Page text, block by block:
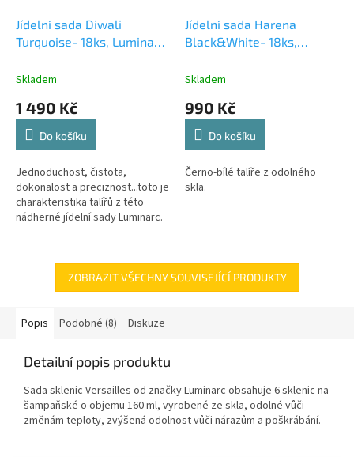
Jídelní sada Diwali
Turquoise- 18ks, Luminarc
dokonalost a
charakteristika talířů z
této nádherné jídelní sady
Luminarc.
Skladem
1 490 Kč
Do košíku
Jednoduchost, čistota,
dokonalost a preciznost...toto je
charakteristika talířů z této
nádherné jídelní sady Luminarc.
Jídelní sada Harena
Black&White- 18ks,
z odolného skla.
Skladem
990 Kč
Do košíku
Černo-bílé talíře z odolného
skla.
ZOBRAZIT VŠECHNY SOUVISEJÍCÍ PRODUKTY
Popis Podobné (8) Diskuze
Detailní popis produktu
Sada sklenic Versailles od značky Luminarc obsahuje 6 sklenic na
šampaňské o objemu 160 ml, vyrobené ze skla, odolné vůči
změnám teploty, zvýšená odolnost vůči nárazům a poškrábání.